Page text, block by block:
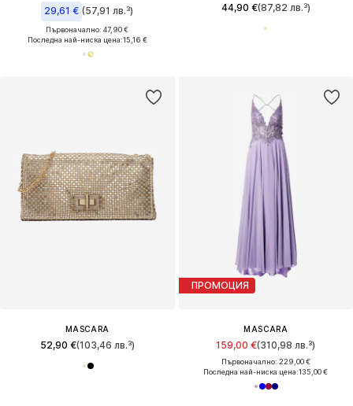
29,61 € (57,91 лв.³)
Първоначално: 47,90 €
Последна най-ниска цена:15,16 €
44,90 €(87,82 лв.³)
MASCARA
52,90 €(103,46 лв.³)
ПРОМОЦИЯ
MASCARA
159,00 €(310,98 лв.³)
Първоначално: 229,00 €
Последна най-ниска цена:135,00 €